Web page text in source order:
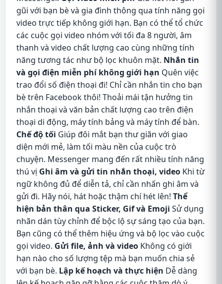
gũi với bạn bè và gia đình thông qua tính năng gọi
video trực tiếp không giới hạn. Bạn có thể tổ chức
các cuộc gọi video nhóm với tối đa 8 người, âm
thanh và video chất lượng cao cùng những tính
năng tương tác như bộ lọc khuôn mặt. Nhắn tin
và gọi điện miễn phí không giới hạn Quên việc
trao đổi số điện thoại đi! Chỉ cần nhắn tin cho bạn
bè trên Facebook thôi! Thoải mái tận hưởng tin
nhắn thoại và văn bản chất lượng cao trên điện
thoại di động, máy tính bảng và máy tính để bàn.
Chế độ tối Giúp đôi mắt bạn thư giãn với giao
diện mới mẻ, làm tối màu nền của cuộc trò
chuyện. Messenger mang đến rất nhiều tính năng
thú vị Ghi âm và gửi tin nhắn thoại, video Khi từ
ngữ không đủ để diễn tả, chỉ cần nhấn ghi âm và
gửi đi. Hãy nói, hát hoặc thậm chí hét lên! Thể
hiện bản thân qua Sticker, Gif và Emoji Sử dụng
nhãn dán tùy chỉnh để bộc lộ sự sáng tạo của bạn.
Bạn cũng có thể thêm hiệu ứng và bộ lọc vào cuộc
gọi video. Gửi file, ảnh và video Không có giới
hạn nào cho số lượng tệp mà bạn muốn chia sẻ
với bạn bè. Lập kế hoạch và thực hiện Dễ dàng